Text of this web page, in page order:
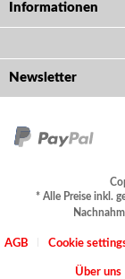
Informationen
Newsletter
* Alle Preise inkl.
AGB Cookie
Über uns